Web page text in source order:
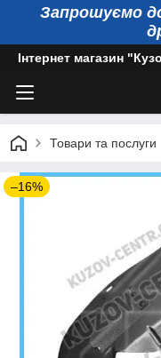
Запрошуємо
Інтернет магазин
Товари та послуги
–16%